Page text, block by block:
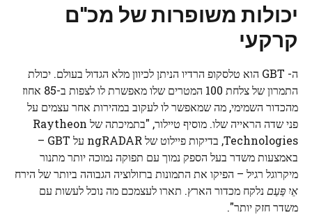
יכולות משופרות של מכ"ם
קרקעי
ה- GBT הוא טלסקופ הרדיו הניתן לכיוון מלא הגדול בעולם. יכולת
התמרון של צלחת 100 המטרים שלו מאפשרת לו לצפות ב-85 אחוז
מהכדור השמימי, מה שמאפשר לו לעקוב במהירות אחר עצמים על
פני שדה הראייה שלו. מוסיף טיילור, "בתמיכתה של Raytheon
Technologies, בדיקות פיילוט של ngRADAR על GBT –
באמצעות משדר בעל הספק נמוך עם תפוקה נמוכה יותר מתנור
מיקרוגל רגיל – הפיקו את התמונות ברזולוציה הגבוהה ביותר של הירח
אֵיִ פַּעַם נלקח מכדור הארץ. תארו לעצמכם מה נוכל לעשות עם
משדר חזק יותר".